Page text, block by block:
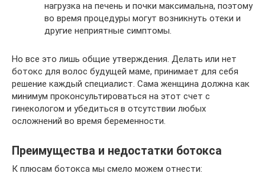
нагрузка на печень и почки максимальна, поэтому
во время процедуры могут возникнуть отеки и
другие неприятные симптомы.
Но все это лишь общие утверждения. Делать или нет
ботокс для волос будущей маме, принимает для себя
решение каждый специалист. Сама женщина должна как
минимум проконсультироваться на этот счет с
гинекологом и убедиться в отсутствии любых
осложнений во время беременности.
Преимущества и недостатки ботокса
К плюсам ботокса мы смело можем отнести: